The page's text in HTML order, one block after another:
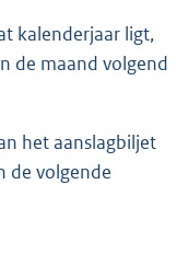
kalenderjaar ligt,
de maand volgend
het aanslagbiljet
de volgende